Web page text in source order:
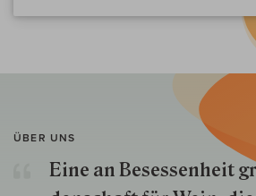
ÜBER UNS
Eine an Besessenheit